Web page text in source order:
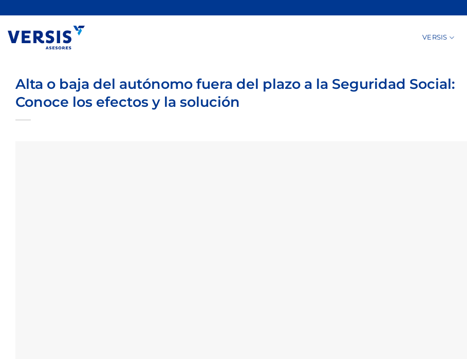
contenido
VERSIS
Alta o baja del autónomo fuera del plazo a la Seguridad Social:
Conoce los efectos y la solución